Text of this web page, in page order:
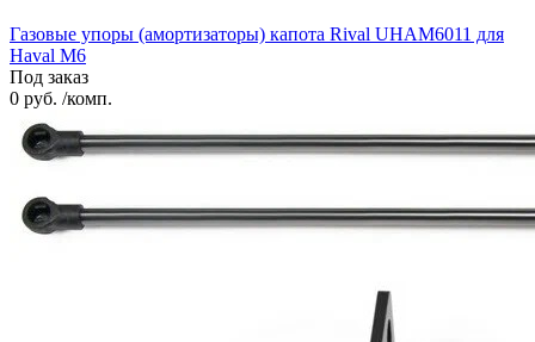
Газовые упоры (амортизаторы) капота Rival UHAM6011 для
Haval M6
Под заказ
0 руб. /комп.